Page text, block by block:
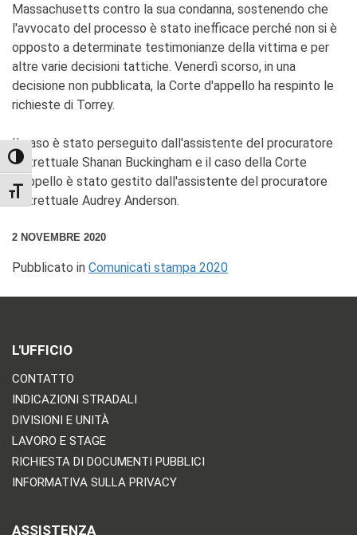
TOGGLE HIGH CONTRAST
TOGGLE FONT SIZE
Massachusetts contro la sua condanna, sostenendo che
l'avvocato del processo è stato inefficace perché non si è
opposto a determinate testimonianze della vittima e per
altre varie decisioni tattiche. Venerdì scorso, in una
decisione non pubblicata, la Corte d'appello ha respinto le
richieste di Torrey.
Il caso è stato perseguito dall'assistente del procuratore
distrettuale Shanan Buckingham e il caso della Corte
d'appello è stato gestito dall'assistente del procuratore
distrettuale Audrey Anderson.
2 NOVEMBRE 2020
Pubblicato in Comunicati stampa 2020
L'UFFICIO
CONTATTO
INDICAZIONI STRADALI
DIVISIONI E UNITÀ
LAVORO E STAGE
RICHIESTA DI DOCUMENTI PUBBLICI
INFORMATIVA SULLA PRIVACY
ASSISTENZA